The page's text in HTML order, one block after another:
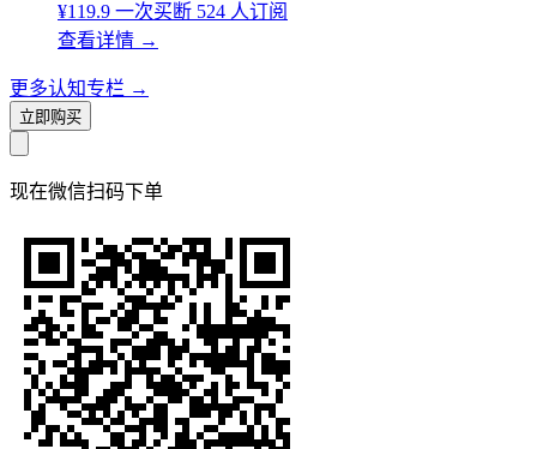
¥119.9 一次买断 524 人订阅
查看详情 →
更多认知专栏 →
立即购买
现在微信扫码下单